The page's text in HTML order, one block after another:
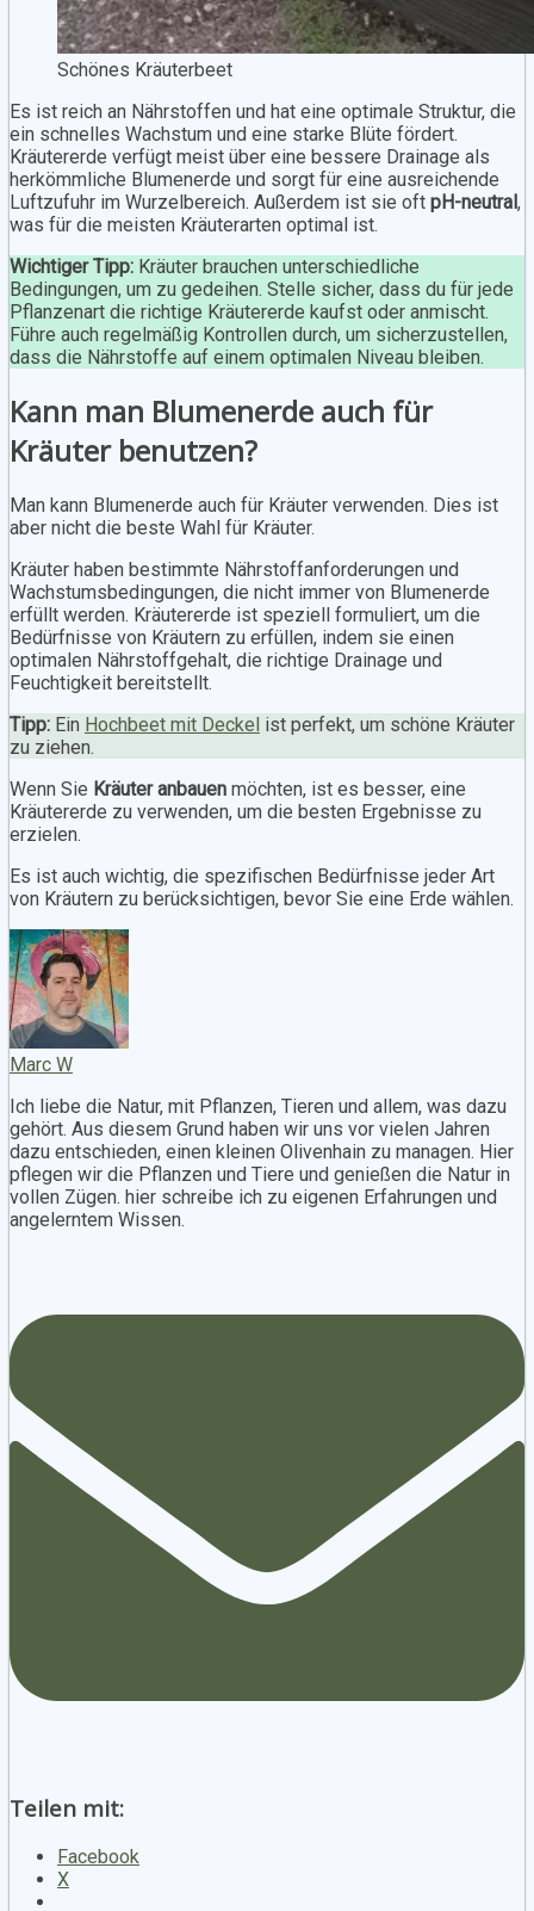
Schönes Kräuterbeet
Es ist reich an Nährstoffen und hat eine optimale Struktur, die
ein schnelles Wachstum und eine starke Blüte fördert.
Kräutererde verfügt meist über eine bessere Drainage als
herkömmliche Blumenerde und sorgt für eine ausreichende
Luftzufuhr im Wurzelbereich. Außerdem ist sie oft pH-neutral,
was für die meisten Kräuterarten optimal ist.
Wichtiger Tipp: Kräuter brauchen unterschiedliche
Bedingungen, um zu gedeihen. Stelle sicher, dass du für jede
Pflanzenart die richtige Kräutererde kaufst oder anmischt.
Führe auch regelmäßig Kontrollen durch, um sicherzustellen,
dass die Nährstoffe auf einem optimalen Niveau bleiben.
Kann man Blumenerde auch für
Kräuter benutzen?
Man kann Blumenerde auch für Kräuter verwenden. Dies ist
aber nicht die beste Wahl für Kräuter.
Kräuter haben bestimmte Nährstoffanforderungen und
Wachstumsbedingungen, die nicht immer von Blumenerde
erfüllt werden. Kräutererde ist speziell formuliert, um die
Bedürfnisse von Kräutern zu erfüllen, indem sie einen
optimalen Nährstoffgehalt, die richtige Drainage und
Feuchtigkeit bereitstellt.
Tipp: Ein Hochbeet mit Deckel ist perfekt, um schöne Kräuter
zu ziehen.
Wenn Sie Kräuter anbauen möchten, ist es besser, eine
Kräutererde zu verwenden, um die besten Ergebnisse zu
erzielen.
Es ist auch wichtig, die spezifischen Bedürfnisse jeder Art
von Kräutern zu berücksichtigen, bevor Sie eine Erde wählen.
Marc W
Ich liebe die Natur, mit Pflanzen, Tieren und allem, was dazu
gehört. Aus diesem Grund haben wir uns vor vielen Jahren
dazu entschieden, einen kleinen Olivenhain zu managen. Hier
pflegen wir die Pflanzen und Tiere und genießen die Natur in
vollen Zügen. hier schreibe ich zu eigenen Erfahrungen und
angelerntem Wissen.
Teilen mit:
Facebook
X